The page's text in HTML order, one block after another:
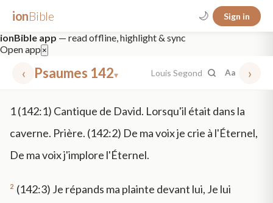
ionBible 🌙 Sign in
ionBible app — read offline, highlight & sync
Open app ×
‹ Psaumes 142▾ Louis Segond Aa ›
nt faith "peace that passeth" grace -law
1(142:1) Cantique de David. Lorsqu'il était dans la
caverne. Prière. (142:2) De ma voix je crie à l'Éternel,
De ma voix j'implore l'Éternel.
2 (142:3) Je répands ma plainte devant lui, Je lui